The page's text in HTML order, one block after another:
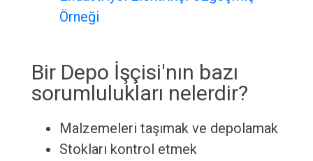
Örneği
Bir Depo İşçisi'nın bazı
sorumlulukları nelerdir?
Malzemeleri taşımak ve depolamak
Stokları kontrol etmek